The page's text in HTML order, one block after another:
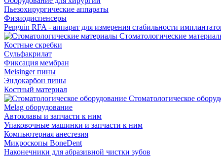
Пьезохирургические аппараты
Физиодиспенсеры
Penguin RFA - аппарат для измерения стабильности
Стоматологические
Костные скребки
Сульфакрилат
Фиксация мембран
Meisinger пины
Эндокарбон пины
Костный материал
Стоматологическое
Melag оборудование
Автоклавы и запчасти к ним
Упаковочные машинки и запчасти к ним
Компьютерная анестезия
Микроскопы BoneDent
Наконечники для абразивной чистки зубов